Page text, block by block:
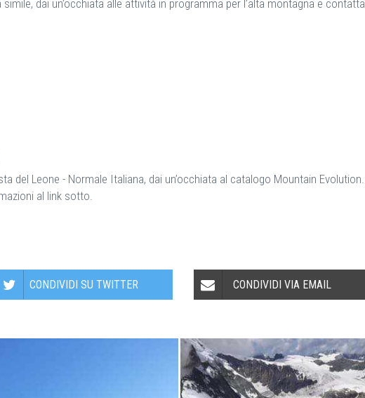
dai un’occhiata alle attività in programma per l’alta montagna e contatta
del Leone - Normale Italiana, dai un’occhiata al catalogo Mountain Evolution.
al link sotto.
CONDIVIDI SU TWITTER CONDIVIDI VIA EMAIL